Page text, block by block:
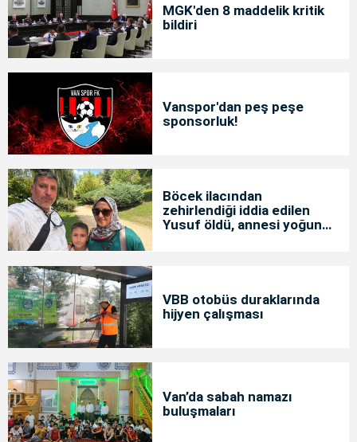
MGK'den 8 maddelik kritik
bildiri
Vanspor'dan peş peşe
sponsorluk!
Böcek ilacından
zehirlendiği iddia edilen
Yusuf öldü, annesi yoğun
VBB otobüs duraklarında
hijyen çalışması
Van’da sabah namazı
buluşmaları